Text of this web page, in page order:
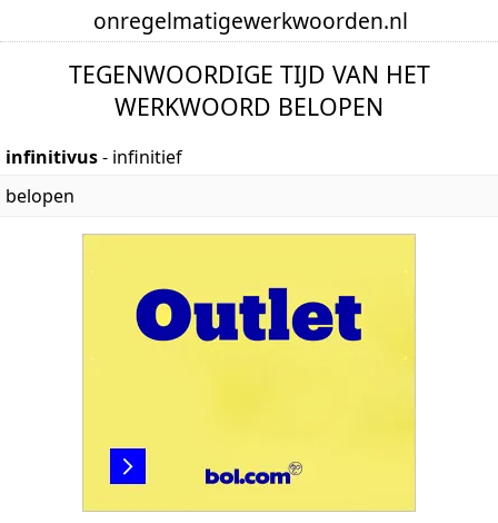
onregelmatigewerkwoorden.nl
TEGENWOORDIGE TIJD VAN HET
WERKWOORD BELOPEN
infinitivus- infinitief
belopen